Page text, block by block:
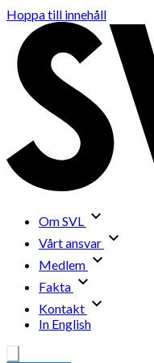
Hoppa till innehåll
Om SVL
Vårt ansvar
Medlem
Fakta
Kontakt
In English